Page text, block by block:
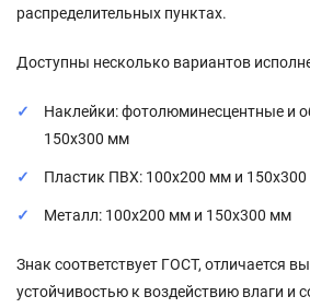
распределительных пунктах.
Доступны несколько вариантов
Наклейки: фотолюминесцентные и
150x300 мм
Пластик ПВХ: 100x200 мм и
Металл: 100x200 мм и 150x300 мм
Знак соответствует ГОСТ, отличается
устойчивостью к воздействию влаги и